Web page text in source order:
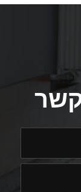
קשר